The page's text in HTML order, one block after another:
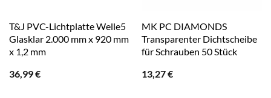
T&J PVC-Lichtplatte Welle5
Glasklar 2.000 mm x 920 mm
x 1,2 mm
36,99€
MK PC DIAMONDS
Transparenter Dichtscheibe
für Schrauben 50 Stück
13,27€